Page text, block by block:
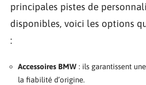
principales pistes de
disponibles, voici les options
:
Accessoires BMW : ils garantissent
la fiabilité d’origine.